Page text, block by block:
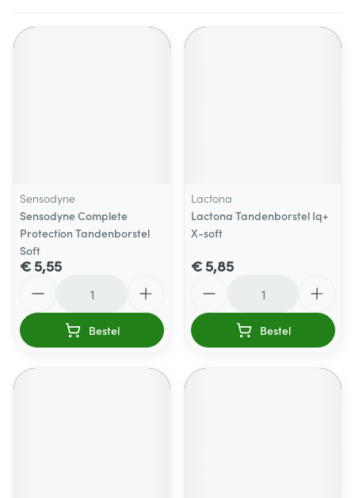
Sensodyne
Sensodyne Complete
Protection Tandenborstel
Soft
€ 5,55
Bestel
Lactona
Lactona Tandenborstel Iq+
X-soft
€ 5,85
Bestel